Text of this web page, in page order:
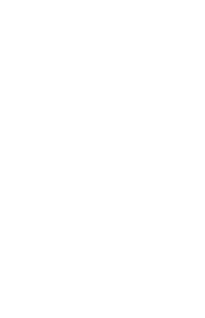
獲得米芝蓮指南認
辣椒炒肉~是一道